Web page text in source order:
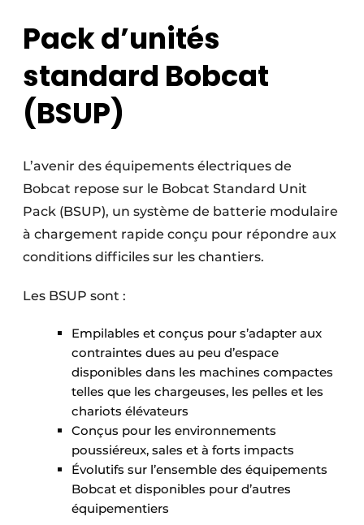
Pack d’unités
standard Bobcat
(BSUP)
L’avenir des équipements électriques de
Bobcat repose sur le Bobcat Standard Unit
Pack (BSUP), un système de batterie modulaire
à chargement rapide conçu pour répondre aux
conditions difficiles sur les chantiers.
Les BSUP sont :
Empilables et conçus pour s’adapter aux
contraintes dues au peu d’espace
disponibles dans les machines compactes
telles que les chargeuses, les pelles et les
chariots élévateurs
Conçus pour les environnements
poussiéreux, sales et à forts impacts
Évolutifs sur l’ensemble des équipements
Bobcat et disponibles pour d’autres
équipementiers